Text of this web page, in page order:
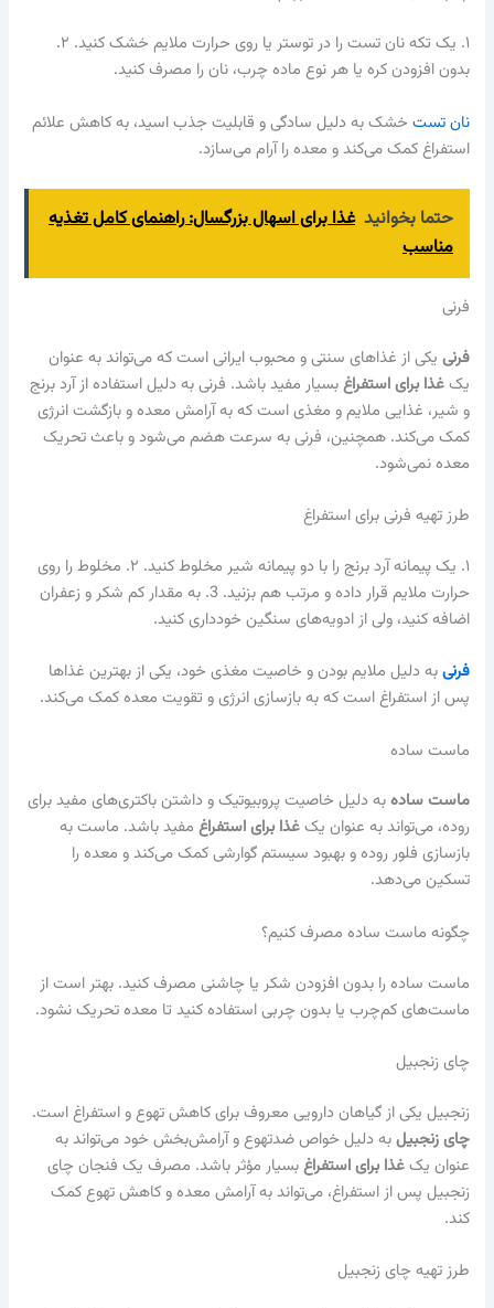
۱. یک تکه نان تست را در توستر یا روی حرارت ملایم خشک کنید. ۲.
بدون افزودن کره یا هر نوع ماده چرب، نان را مصرف کنید.
نان تست خشک به دلیل سادگی و قابلیت جذب اسید، به کاهش علائم
استفراغ کمک می‌کند و معده را آرام می‌سازد.
حتما بخوانید غذا برای اسهال بزرگسال: راهنمای کامل تغذیه
مناسب
فرنی
فرنی یکی از غذاهای سنتی و محبوب ایرانی است که می‌تواند به عنوان
یکغذا برای استفراغبسیار مفید باشد. فرنی به دلیل استفاده از آرد برنج
و شیر، غذایی ملایم و مغذی است که به آرامش معده و بازگشت انرژی
کمک می‌کند. همچنین، فرنی به سرعت هضم می‌شود و باعث تحریک
معده نمی‌شود.
طرز تهیه فرنی برای استفراغ
۱. یک پیمانه آرد برنج را با دو پیمانه شیر مخلوط کنید. ۲. مخلوط را روی
حرارت ملایم قرار داده و مرتب هم بزنید. 3. به مقدار کم شکر و زعفران
اضافه کنید، ولی از ادویه‌های سنگین خودداری کنید.
فرنیبه دلیل ملایم بودن و خاصیت مغذی خود، یکی از بهترین غذاها
پس از استفراغ است که به بازسازی انرژی و تقویت معده کمک می‌کند.
ماست ساده
ماست سادهبه دلیل خاصیت پروبیوتیک و داشتن باکتری‌های مفید برای
روده، می‌تواند به عنوان یکغذا برای استفراغ مفید باشد. ماست به
بازسازی فلور روده و بهبود سیستم گوارشی کمک می‌کند و معده را
تسکین می‌دهد.
چگونه ماست ساده مصرف کنیم؟
ماست ساده را بدون افزودن شکر یا چاشنی مصرف کنید. بهتر است از
ماست‌های کم‌چرب یا بدون چربی استفاده کنید تا معده تحریک نشود.
چای زنجبیل
زنجبیل یکی از گیاهان دارویی معروف برای کاهش تهوع و استفراغ است.
چای زنجبیلبه دلیل خواص ضدتهوع و آرامش‌بخش خود می‌تواند به
عنوان یکغذا برای استفراغبسیار مؤثر باشد. مصرف یک فنجان چای
زنجبیل پس از استفراغ، می‌تواند به آرامش معده و کاهش تهوع کمک
کند.
طرز تهیه چای زنجبیل